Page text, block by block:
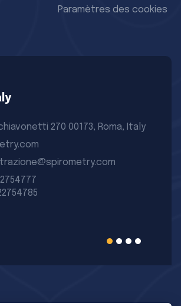
Paramètres des cookies
270 00173, Roma, Italy